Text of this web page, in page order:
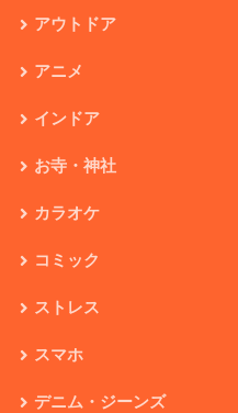
アウトドア
アニメ
インドア
お寺・神社
カラオケ
コミック
ストレス
スマホ
デニム・ジーンズ